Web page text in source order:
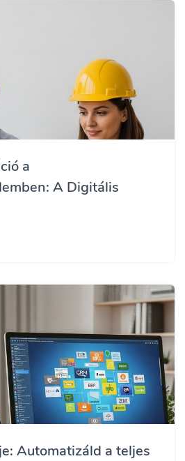
a
A Digitális
Automatizáld a teljes